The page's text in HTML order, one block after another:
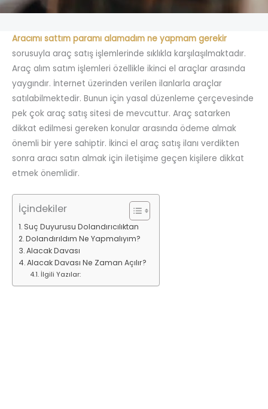
Aracımı sattım paramı alamadım ne yapmam gerekir
sorusuyla araç satış işlemlerinde sıklıkla karşılaşılmaktadır.
Araç alım satım işlemleri özellikle ikinci el araçlar arasında
yaygındır. İnternet üzerinden verilen ilanlarla araçlar
satılabilmektedir. Bunun için yasal düzenleme çerçevesinde
pek çok araç satış sitesi de mevcuttur. Araç satarken
dikkat edilmesi gereken konular arasında ödeme almak
önemli bir yere sahiptir. İkinci el araç satış ilanı verdikten
sonra aracı satın almak için iletişime geçen kişilere dikkat
etmek önemlidir.
İçindekiler
Suç Duyurusu Dolandırıcılıktan
Dolandırıldım Ne Yapmalıyım?
Alacak Davası
Alacak Davası Ne Zaman Açılır?
İlgili Yazılar: